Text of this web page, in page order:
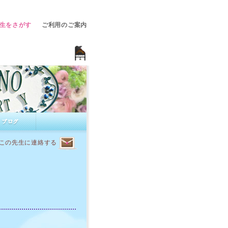
ご利用のご案内
をさがす
の先生に連絡する